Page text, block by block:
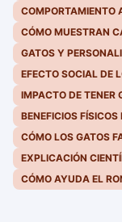
COMPORTAMIENTO
CÓMO MUESTRAN
GATOS Y
EFECTO SOCIAL DE
IMPACTO DE TENER
BENEFICIOS
CÓMO LOS GATOS
EXPLICACIÓN
CÓMO AYUDA EL